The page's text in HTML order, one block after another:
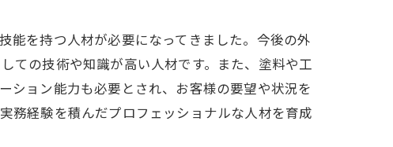
能を持つ人材が必要になってきました。今後の外
ての技術や知識が高い人材です。また、塗料や工
ション能力も必要とされ、お客様の要望や状況を
務経験を積んだプロフェッショナルな人材を育成